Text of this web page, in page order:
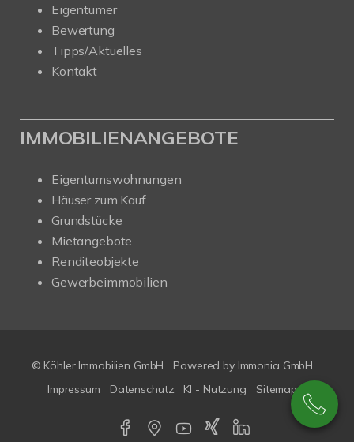
Eigentümer
Bewertung
Tipps/Aktuelles
Kontakt
IMMOBILIENANGEBOTE
Eigentumswohnungen
Häuser zum Kauf
Grundstücke
Mietangebote
Renditeobjekte
Gewerbeimmobilien
© Köhler Immobilien GmbH Powered by Immonia GmbH
Impressum
Datenschutz KI - Nutzung Sitemap